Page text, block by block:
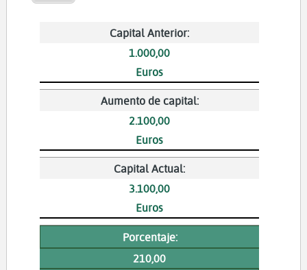
Capital Anterior:
1.000,00
Euros
Aumento de capital:
2.100,00
Euros
Capital Actual:
3.100,00
Euros
Porcentaje:
210,00